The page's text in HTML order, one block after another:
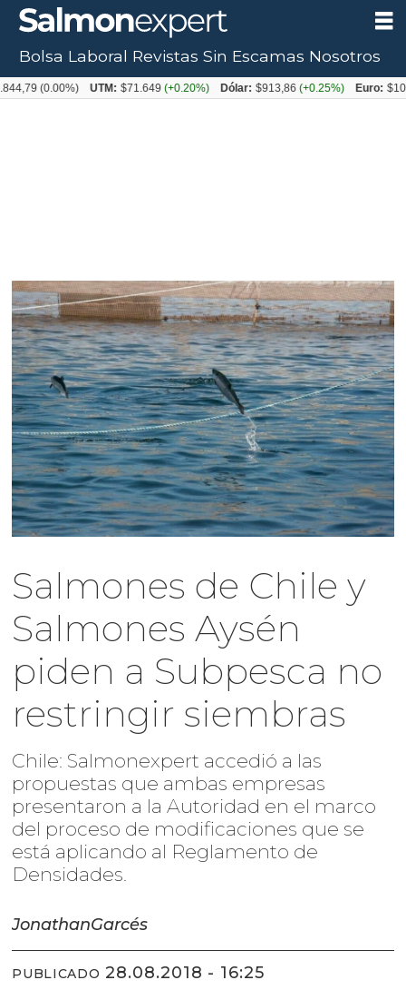
Salmones de Chile y
Salmones Aysén
piden a Subpesca no
restringir siembras
Chile: Salmonexpert accedió a las
propuestas que ambas empresas
presentaron a la Autoridad en el marco
del proceso de modificaciones que se
está aplicando al Reglamento de
Densidades.
JonathanGarcés
PUBLICADO 28.08.2018 - 16:25
Bolsa Laboral Revistas Sin Escamas Nosotros
UTM: $71.649 (+0.20%) Dólar: $913,86 (+0.25%) Euro: $1053,08(-